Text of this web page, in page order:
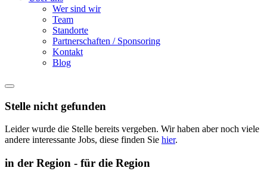
Wer sind wir
Team
Standorte
Partnerschaften / Sponsoring
Kontakt
Blog
Stelle nicht gefunden
Leider wurde die Stelle bereits vergeben. Wir haben aber noch viele
andere interessante Jobs, diese finden Sie hier.
in der Region - für die Region